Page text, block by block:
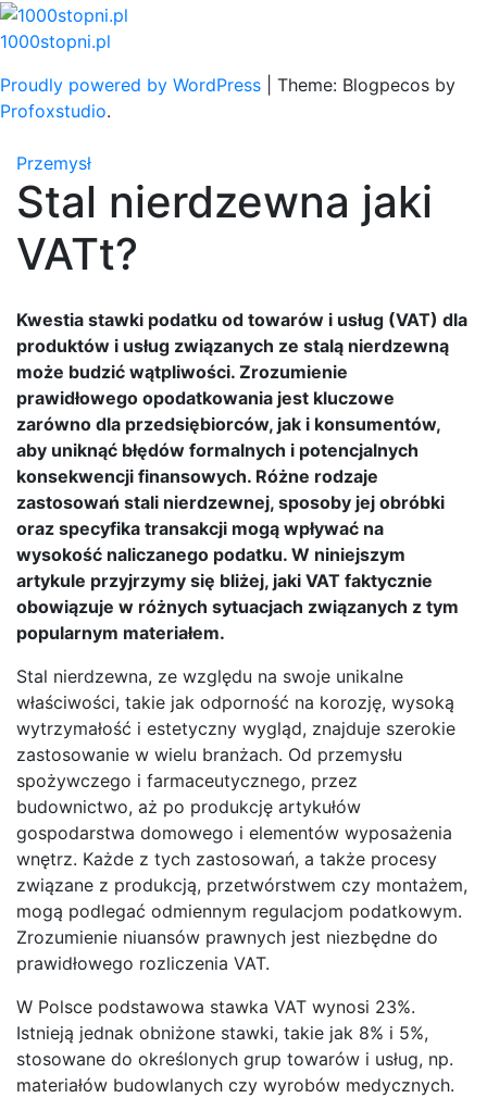
Skip
to
1000stopni.pl
Proudly powered by WordPress
Theme: Blogpecos by
Profoxstudio.
Przemysł
Stal nierdzewna jaki
VATt?
Kwestia stawki podatku od towarów i usług (VAT) dla
produktów i usług związanych ze stalą nierdzewną
może budzić wątpliwości. Zrozumienie
prawidłowego opodatkowania jest kluczowe
zarówno dla przedsiębiorców, jak i konsumentów,
aby uniknąć błędów formalnych i potencjalnych
konsekwencji finansowych. Różne rodzaje
zastosowań stali nierdzewnej, sposoby jej obróbki
oraz specyfika transakcji mogą wpływać na
wysokość naliczanego podatku. W niniejszym
artykule przyjrzymy się bliżej, jaki VAT faktycznie
obowiązuje w różnych sytuacjach związanych z tym
popularnym materiałem.
Stal nierdzewna, ze względu na swoje unikalne
właściwości, takie jak odporność na korozję, wysoką
wytrzymałość i estetyczny wygląd, znajduje szerokie
zastosowanie w wielu branżach. Od przemysłu
spożywczego i farmaceutycznego, przez
budownictwo, aż po produkcję artykułów
gospodarstwa domowego i elementów wyposażenia
wnętrz. Każde z tych zastosowań, a także procesy
związane z produkcją, przetwórstwem czy montażem,
mogą podlegać odmiennym regulacjom podatkowym.
Zrozumienie niuansów prawnych jest niezbędne do
prawidłowego rozliczenia VAT.
W Polsce podstawowa stawka VAT wynosi 23%.
Istnieją jednak obniżone stawki, takie jak 8% i 5%,
stosowane do określonych grup towarów i usług, np.
materiałów budowlanych czy wyrobów medycznych.